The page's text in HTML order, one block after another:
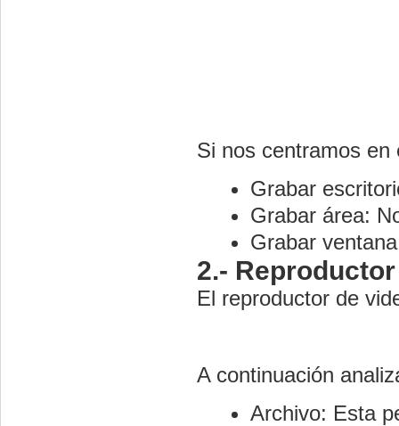
Si nos centramos en
Grabar
Grabar área:
Grabar
2.-
El reproductor de
A continuación
Archivo: Esta